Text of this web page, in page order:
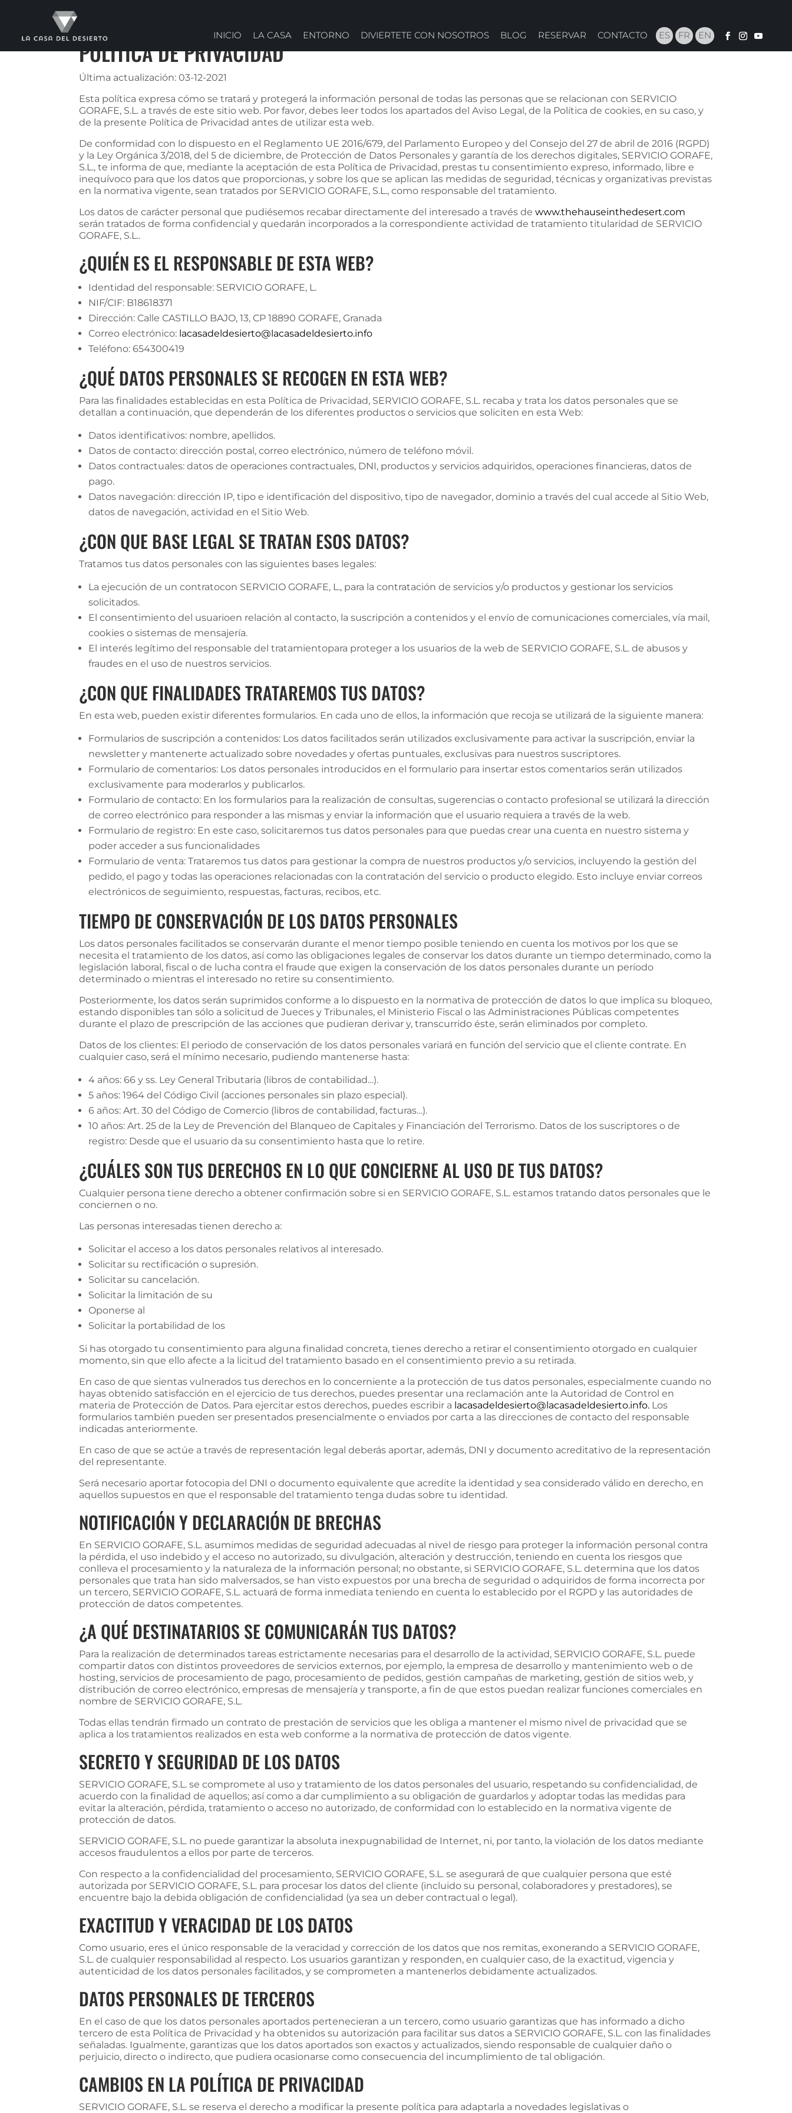
INICIO LA CASA ENTORNO DIVIERTETE CON NOSOTROS BLOG RESERVAR CONTACTO ES FR EN
POLÍTICA DE PRIVACIDAD
Última actualización: 03-12-2021
Esta política expresa cómo se tratará y protegerá la información personal de todas las personas que se relacionan con SERVICIO
GORAFE, S.L. a través de este sitio web. Por favor, debes leer todos los apartados del Aviso Legal, de la Política de cookies, en su caso, y
de la presente Política de Privacidad antes de utilizar esta web.
De conformidad con lo dispuesto en el Reglamento UE 2016/679, del Parlamento Europeo y del Consejo del 27 de abril de 2016 (RGPD)
y la Ley Orgánica 3/2018, del 5 de diciembre, de Protección de Datos Personales y garantía de los derechos digitales, SERVICIO GORAFE,
S.L., te informa de que, mediante la aceptación de esta Política de Privacidad, prestas tu consentimiento expreso, informado, libre e
inequívoco para que los datos que proporcionas, y sobre los que se aplican las medidas de seguridad, técnicas y organizativas previstas
en la normativa vigente, sean tratados por SERVICIO GORAFE, S.L., como responsable del tratamiento.
Los datos de carácter personal que pudiésemos recabar directamente del interesado a través dewww.thehauseinthedesert.com
serán tratados de forma confidencial y quedarán incorporados a la correspondiente actividad de tratamiento titularidad de SERVICIO
GORAFE, S.L..
¿QUIÉN ES EL RESPONSABLE DE ESTA WEB?
Identidad del responsable: SERVICIO GORAFE, L.
NIF/CIF: B18618371
Dirección: Calle CASTILLO BAJO, 13, CP 18890 GORAFE, Granada
Correo electrónico: lacasadeldesierto@lacasadeldesierto.info
Teléfono: 654300419
¿QUÉ DATOS PERSONALES SE RECOGEN EN ESTA WEB?
Para las finalidades establecidas en esta Política de Privacidad, SERVICIO GORAFE, S.L. recaba y trata los datos personales que se
detallan a continuación, que dependerán de los diferentes productos o servicios que soliciten en esta Web:
Datos identificativos: nombre, apellidos.
Datos de contacto: dirección postal, correo electrónico, número de teléfono móvil.
Datos contractuales: datos de operaciones contractuales, DNI, productos y servicios adquiridos, operaciones financieras, datos de
pago.
Datos navegación: dirección IP, tipo e identificación del dispositivo, tipo de navegador, dominio a través del cual accede al Sitio Web,
datos de navegación, actividad en el Sitio Web.
¿CON QUE BASE LEGAL SE TRATAN ESOS DATOS?
Tratamos tus datos personales con las siguientes bases legales:
La ejecución de un contratocon SERVICIO GORAFE, L., para la contratación de servicios y/o productos y gestionar los servicios
solicitados.
El consentimiento del usuarioen relación al contacto, la suscripción a contenidos y el envío de comunicaciones comerciales, vía mail,
cookies o sistemas de mensajería.
El interés legítimo del responsable del tratamientopara proteger a los usuarios de la web de SERVICIO GORAFE, S.L. de abusos y
fraudes en el uso de nuestros servicios.
¿CON QUE FINALIDADES TRATAREMOS TUS DATOS?
En esta web, pueden existir diferentes formularios. En cada uno de ellos, la información que recoja se utilizará de la siguiente manera:
Formularios de suscripción a contenidos: Los datos facilitados serán utilizados exclusivamente para activar la suscripción, enviar la
newsletter y mantenerte actualizado sobre novedades y ofertas puntuales, exclusivas para nuestros suscriptores.
Formulario de comentarios: Los datos personales introducidos en el formulario para insertar estos comentarios serán utilizados
exclusivamente para moderarlos y publicarlos.
Formulario de contacto: En los formularios para la realización de consultas, sugerencias o contacto profesional se utilizará la dirección
de correo electrónico para responder a las mismas y enviar la información que el usuario requiera a través de la web.
Formulario de registro: En este caso, solicitaremos tus datos personales para que puedas crear una cuenta en nuestro sistema y
poder acceder a sus funcionalidades
Formulario de venta: Trataremos tus datos para gestionar la compra de nuestros productos y/o servicios, incluyendo la gestión del
pedido, el pago y todas las operaciones relacionadas con la contratación del servicio o producto elegido. Esto incluye enviar correos
electrónicos de seguimiento, respuestas, facturas, recibos, etc.
TIEMPO DE CONSERVACIÓN DE LOS DATOS PERSONALES
Los datos personales facilitados se conservarán durante el menor tiempo posible teniendo en cuenta los motivos por los que se
necesita el tratamiento de los datos, así como las obligaciones legales de conservar los datos durante un tiempo determinado, como la
legislación laboral, fiscal o de lucha contra el fraude que exigen la conservación de los datos personales durante un período
determinado o mientras el interesado no retire su consentimiento.
Posteriormente, los datos serán suprimidos conforme a lo dispuesto en la normativa de protección de datos lo que implica su bloqueo,
estando disponibles tan sólo a solicitud de Jueces y Tribunales, el Ministerio Fiscal o las Administraciones Públicas competentes
durante el plazo de prescripción de las acciones que pudieran derivar y, transcurrido éste, serán eliminados por completo.
Datos de los clientes: El periodo de conservación de los datos personales variará en función del servicio que el cliente contrate. En
cualquier caso, será el mínimo necesario, pudiendo mantenerse hasta:
4 años: 66 y ss. Ley General Tributaria (libros de contabilidad…).
5 años: 1964 del Código Civil (acciones personales sin plazo especial).
6 años: Art. 30 del Código de Comercio (libros de contabilidad, facturas…).
10 años: Art. 25 de la Ley de Prevención del Blanqueo de Capitales y Financiación del Terrorismo. Datos de los suscriptores o de
registro: Desde que el usuario da su consentimiento hasta que lo retire.
¿CUÁLES SON TUS DERECHOS EN LO QUE CONCIERNE AL USO DE TUS DATOS?
Cualquier persona tiene derecho a obtener confirmación sobre si en SERVICIO GORAFE, S.L. estamos tratando datos personales que le
conciernen o no.
Las personas interesadas tienen derecho a:
Solicitar el acceso a los datos personales relativos al interesado.
Solicitar su rectificación o supresión.
Solicitar su cancelación.
Solicitar la limitación de su
Oponerse al
Solicitar la portabilidad de los
Si has otorgado tu consentimiento para alguna finalidad concreta, tienes derecho a retirar el consentimiento otorgado en cualquier
momento, sin que ello afecte a la licitud del tratamiento basado en el consentimiento previo a su retirada.
En caso de que sientas vulnerados tus derechos en lo concerniente a la protección de tus datos personales, especialmente cuando no
hayas obtenido satisfacción en el ejercicio de tus derechos, puedes presentar una reclamación ante la Autoridad de Control en
materia de Protección de Datos. Para ejercitar estos derechos, puedes escribir a lacasadeldesierto@lacasadeldesierto.info. Los
formularios también pueden ser presentados presencialmente o enviados por carta a las direcciones de contacto del responsable
indicadas anteriormente.
En caso de que se actúe a través de representación legal deberás aportar, además, DNI y documento acreditativo de la representación
del representante.
Será necesario aportar fotocopia del DNI o documento equivalente que acredite la identidad y sea considerado válido en derecho, en
aquellos supuestos en que el responsable del tratamiento tenga dudas sobre tu identidad.
NOTIFICACIÓN Y DECLARACIÓN DE BRECHAS
En SERVICIO GORAFE, S.L. asumimos medidas de seguridad adecuadas al nivel de riesgo para proteger la información personal contra
la pérdida, el uso indebido y el acceso no autorizado, su divulgación, alteración y destrucción, teniendo en cuenta los riesgos que
conlleva el procesamiento y la naturaleza de la información personal; no obstante, si SERVICIO GORAFE, S.L. determina que los datos
personales que trata han sido malversados, se han visto expuestos por una brecha de seguridad o adquiridos de forma incorrecta por
un tercero, SERVICIO GORAFE, S.L. actuará de forma inmediata teniendo en cuenta lo establecido por el RGPD y las autoridades de
protección de datos competentes.
¿A QUÉ DESTINATARIOS SE COMUNICARÁN TUS DATOS?
Para la realización de determinados tareas estrictamente necesarias para el desarrollo de la actividad, SERVICIO GORAFE, S.L. puede
compartir datos con distintos proveedores de servicios externos, por ejemplo, la empresa de desarrollo y mantenimiento web o de
hosting, servicios de procesamiento de pago, procesamiento de pedidos, gestión campañas de marketing, gestión de sitios web, y
distribución de correo electrónico, empresas de mensajería y transporte, a fin de que estos puedan realizar funciones comerciales en
nombre de SERVICIO GORAFE, S.L.
Todas ellas tendrán firmado un contrato de prestación de servicios que les obliga a mantener el mismo nivel de privacidad que se
aplica a los tratamientos realizados en esta web conforme a la normativa de protección de datos vigente.
SECRETO Y SEGURIDAD DE LOS DATOS
SERVICIO GORAFE, S.L. se compromete al uso y tratamiento de los datos personales del usuario, respetando su confidencialidad, de
acuerdo con la finalidad de aquellos; así como a dar cumplimiento a su obligación de guardarlos y adoptar todas las medidas para
evitar la alteración, pérdida, tratamiento o acceso no autorizado, de conformidad con lo establecido en la normativa vigente de
protección de datos.
SERVICIO GORAFE, S.L. no puede garantizar la absoluta inexpugnabilidad de Internet, ni, por tanto, la violación de los datos mediante
accesos fraudulentos a ellos por parte de terceros.
Con respecto a la confidencialidad del procesamiento, SERVICIO GORAFE, S.L. se asegurará de que cualquier persona que esté
autorizada por SERVICIO GORAFE, S.L. para procesar los datos del cliente (incluido su personal, colaboradores y prestadores), se
encuentre bajo la debida obligación de confidencialidad (ya sea un deber contractual o legal).
EXACTITUD Y VERACIDAD DE LOS DATOS
Como usuario, eres el único responsable de la veracidad y corrección de los datos que nos remitas, exonerando a SERVICIO GORAFE,
S.L. de cualquier responsabilidad al respecto. Los usuarios garantizan y responden, en cualquier caso, de la exactitud, vigencia y
autenticidad de los datos personales facilitados, y se comprometen a mantenerlos debidamente actualizados.
DATOS PERSONALES DE TERCEROS
En el caso de que los datos personales aportados pertenecieran a un tercero, como usuario garantizas que has informado a dicho
tercero de esta Política de Privacidad y ha obtenidos su autorización para facilitar sus datos a SERVICIO GORAFE, S.L. con las finalidades
señaladas. Igualmente, garantizas que los datos aportados son exactos y actualizados, siendo responsable de cualquier daño o
perjuicio, directo o indirecto, que pudiera ocasionarse como consecuencia del incumplimiento de tal obligación.
CAMBIOS EN LA POLÍTICA DE PRIVACIDAD
SERVICIO GORAFE, S.L. se reserva el derecho a modificar la presente política para adaptarla a novedades legislativas o